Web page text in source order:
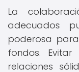
La
adecuados
poderosa
fondos. Evitar
relaciones